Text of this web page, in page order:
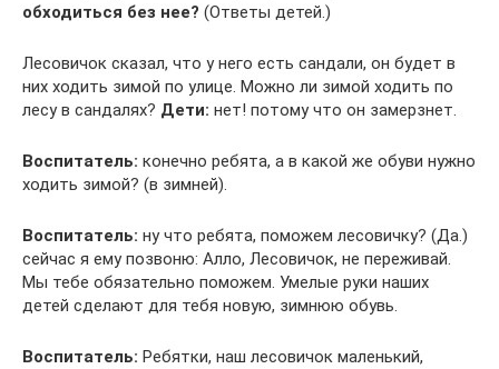
обходиться без нее? (Ответы детей.)
Лесовичок сказал, что у него есть сандали, он будет в
них ходить зимой по улице. Можно ли зимой ходить по
лесу в сандалях? Дети: нет! потому что он замерзнет.
Воспитатель: конечно ребята, а в какой же обуви нужно
ходить зимой? (в зимней).
Воспитатель: ну что ребята, поможем лесовичку? (Да.)
сейчас я ему позвоню: Алло, Лесовичок, не переживай.
Мы тебе обязательно поможем. Умелые руки наших
детей сделают для тебя новую, зимнюю обувь.
Воспитатель: Ребятки, наш лесовичок маленький,